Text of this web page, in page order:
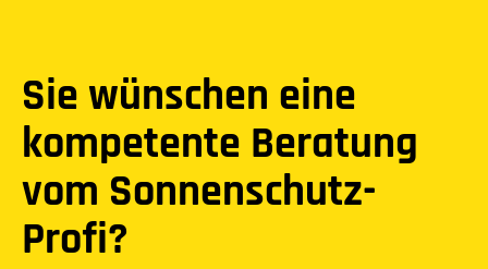
Sie wünschen eine
kompetente Beratung
vom Sonnenschutz-
Profi?